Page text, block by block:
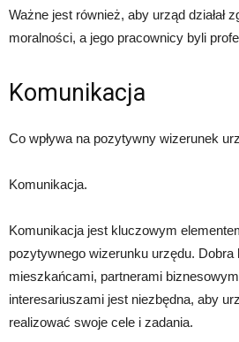
Ważne jest również, aby urząd działał
moralności, a jego pracownicy byli
Komunikacja
Co wpływa na pozytywny wizerunek
Komunikacja.
Komunikacja jest kluczowym
pozytywnego wizerunku urzędu. Dobra
mieszkańcami, partnerami
interesariuszami jest niezbędna, aby
realizować swoje cele i zadania.